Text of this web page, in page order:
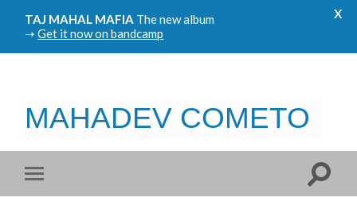
TAJ MAHAL MAFIA The new album
➝Get it now on bandcamp
x
MAHADEV COMETO